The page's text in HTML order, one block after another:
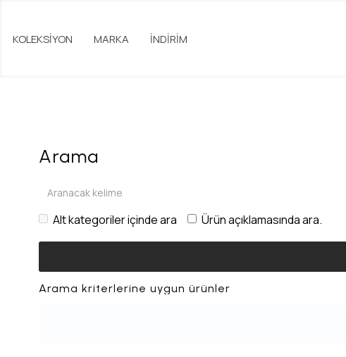
KOLEKSİYON MARKA İNDİRİM
Arama
Alt kategoriler içinde ara Ürün açıklamasında ara.
Arama kriterlerine uygun ürünler